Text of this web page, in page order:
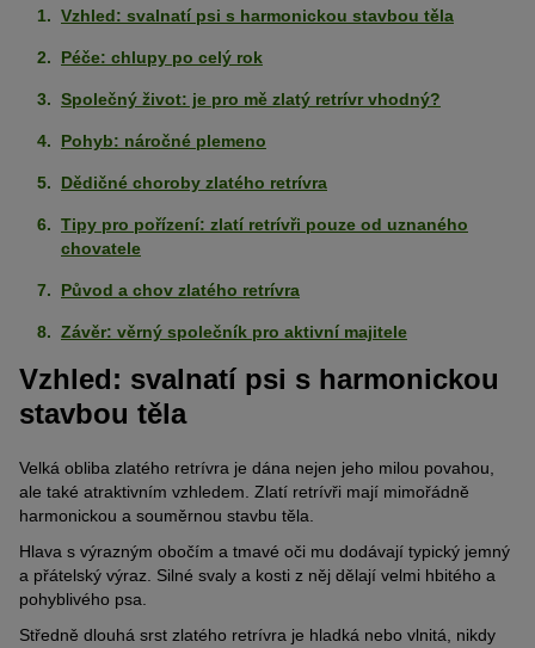
Vzhled: svalnatí psi s harmonickou stavbou těla
Péče: chlupy po celý rok
Společný život: je pro mě zlatý retrívr vhodný?
Pohyb: náročné plemeno
Dědičné choroby zlatého retrívra
Tipy pro pořízení: zlatí retrívři pouze od uznaného
chovatele
Původ a chov zlatého retrívra
Závěr: věrný společník pro aktivní majitele
Vzhled: svalnatí psi s harmonickou
stavbou těla
Velká obliba zlatého retrívra je dána nejen jeho milou povahou,
ale také atraktivním vzhledem. Zlatí retrívři mají mimořádně
harmonickou a souměrnou stavbu těla.
Hlava s výrazným obočím a tmavé oči mu dodávají typický jemný
a přátelský výraz. Silné svaly a kosti z něj dělají velmi hbitého a
pohyblivého psa.
Středně dlouhá srst zlatého retrívra je hladká nebo vlnitá, nikdy